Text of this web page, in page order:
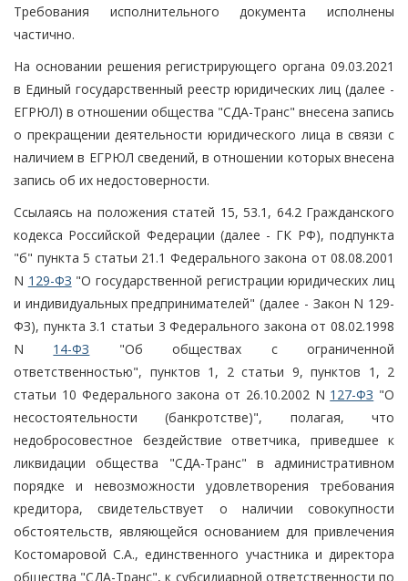
Требования исполнительного документа исполнены
частично.
На основании решения регистрирующего органа 09.03.2021
в Единый государственный реестр юридических лиц (далее -
ЕГРЮЛ) в отношении общества "СДА-Транс" внесена запись
о прекращении деятельности юридического лица в связи с
наличием в ЕГРЮЛ сведений, в отношении которых внесена
запись об их недостоверности.
Ссылаясь на положения статей 15, 53.1, 64.2 Гражданского
кодекса Российской Федерации (далее - ГК РФ), подпункта
"б" пункта 5 статьи 21.1 Федерального закона от 08.08.2001
N 129-ФЗ "О государственной регистрации юридических лиц
и индивидуальных предпринимателей" (далее - Закон N 129-
ФЗ), пункта 3.1 статьи 3 Федерального закона от 08.02.1998
N 14-ФЗ "Об обществах с ограниченной
ответственностью", пунктов 1, 2 статьи 9, пунктов 1, 2
статьи 10 Федерального закона от 26.10.2002 N 127-ФЗ "О
несостоятельности (банкротстве)", полагая, что
недобросовестное бездействие ответчика, приведшее к
ликвидации общества "СДА-Транс" в административном
порядке и невозможности удовлетворения требования
кредитора, свидетельствует о наличии совокупности
обстоятельств, являющейся основанием для привлечения
Костомаровой С.А., единственного участника и директора
общества "СДА-Транс", к субсидиарной ответственности по